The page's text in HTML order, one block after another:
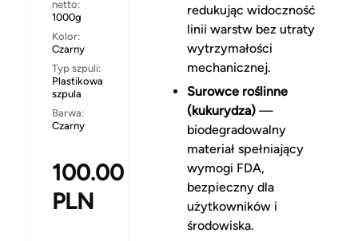
netto:
1000g
Kolor:
Czarny
Typ szpuli:
Plastikowa
szpula
Barwa:
Czarny
100.00
PLN
redukując widoczność
linii warstw bez utraty
wytrzymałości
mechanicznej.
Surowce roślinne
(kukurydza)—
biodegradowalny
materiał spełniający
wymogi FDA,
bezpieczny dla
użytkowników i
środowiska.